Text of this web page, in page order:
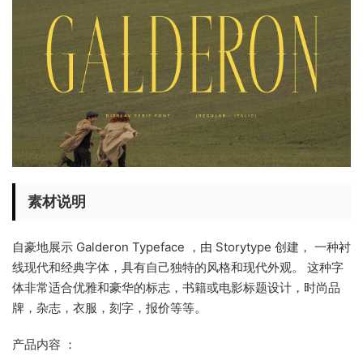
素材说明
自豪地展示 Galderon Typeface ，由 Storytype 创建， 一种衬
线现代和经典字体，具有自己独特的风格和现代外观。 这种字
体非常适合优雅和豪华的标志，书籍或电影标题设计，时尚品
牌，杂志，衣服，刻字，报价等等。
产品内容 ：